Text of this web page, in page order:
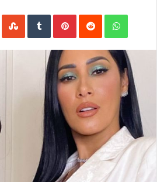
LinkedIn StumbleUpon Tumblr Pinterest Reddit